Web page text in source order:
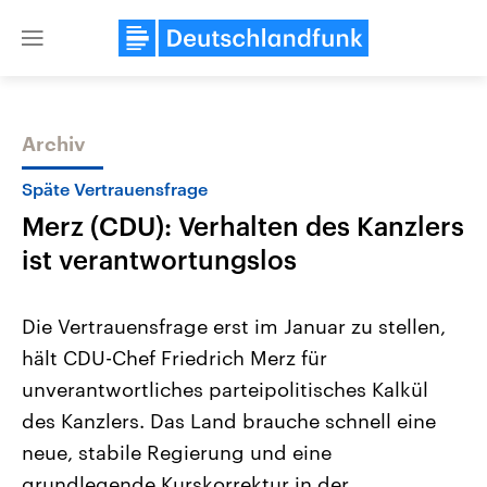
Close
Themen
Landtagswahl Sachsen-Anhalt
2026
Alle Informationen
Sachsen-Anhalt wählt am 6.
September 2026 einen neuen
Landtag. Seit 2021 wird das
Bundesland von einer Koalition aus
USA
Aktuelle Beiträge,
Hintergründe
Wirtschaftlich und
gehören die Vereinigten
den mächtigsten Ländern
mit großem Einfluss auf
Archiv
Späte Vertrauensfrage
Merz (CDU): Verhalten des Kanzlers
ist verantwortungslos
Die Vertrauensfrage erst im Januar zu stellen,
hält CDU-Chef Friedrich Merz für
unverantwortliches parteipolitisches Kalkül
des Kanzlers. Das Land brauche schnell eine
neue, stabile Regierung und eine